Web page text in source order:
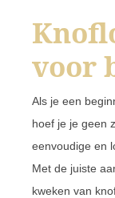
voor
Als je een
hoef je je geen
eenvoudige en
Met de juiste
kweken van